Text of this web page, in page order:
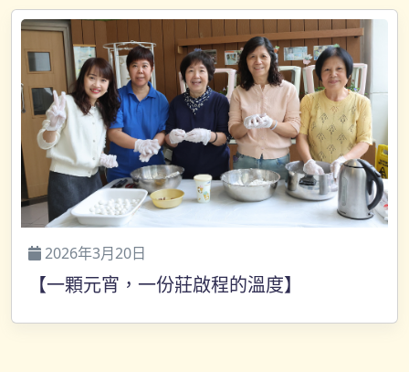
2026年3月20日
【一顆元宵，一份莊啟程的溫度】